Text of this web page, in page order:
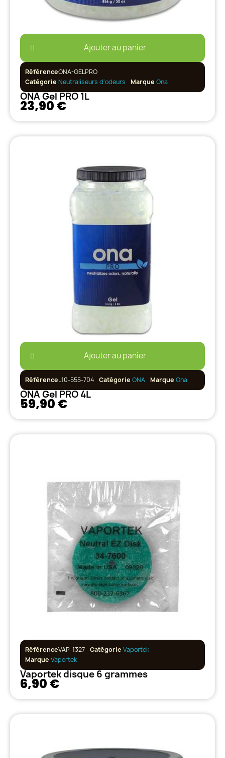
Ajouter au panier
RéférenceONA-GELPRO
Catégorie Neutraliseurs d'odeurs Marque Ona
ONA Gel PRO 1L
23,90 €
Ajouter au panier
RéférenceL10-555-704 Catégorie ONA Marque Ona
ONA Gel PRO 4L
59,90 €
RéférenceVAP-1327 Catégorie Vaportek
Marque Vaportek
Vaportek disque 6 grammes
6,90 €